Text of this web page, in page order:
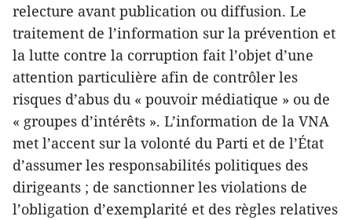
relecture avant publication ou diffusion. Le
traitement de l’information sur la prévention et
la lutte contre la corruption fait l’objet d’une
attention particulière afin de contrôler les
risques d’abus du « pouvoir médiatique » ou de
« groupes d’intérêts ». L’information de la VNA
met l’accent sur la volonté du Parti et de l’État
d’assumer les responsabilités politiques des
dirigeants ; de sanctionner les violations de
l’obligation d’exemplarité et des règles relatives